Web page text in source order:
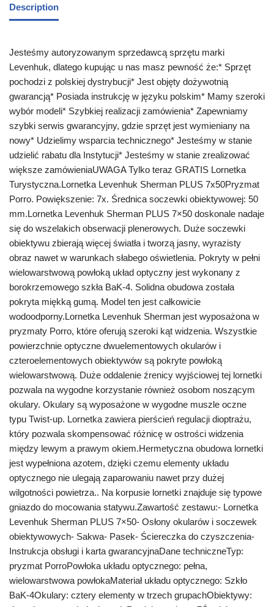
Description
Jesteśmy autoryzowanym sprzedawcą sprzętu marki
Levenhuk, dlatego kupując u nas masz pewność że:* Sprzęt
pochodzi z polskiej dystrybucji* Jest objęty dożywotnią
gwarancją* Posiada instrukcję w języku polskim* Mamy szeroki
wybór modeli* Szybkiej realizacji zamówienia* Zapewniamy
szybki serwis gwarancyjny, gdzie sprzęt jest wymieniany na
nowy* Udzielimy wsparcia technicznego* Jesteśmy w stanie
udzielić rabatu dla Instytucji* Jesteśmy w stanie zrealizować
większe zamówieniaUWAGA Tylko teraz GRATIS Lornetka
Turystyczna.Lornetka Levenhuk Sherman PLUS 7x50Pryzmat
Porro. Powiększenie: 7x. Średnica soczewki obiektywowej: 50
mm.Lornetka Levenhuk Sherman PLUS 7×50 doskonale nadaje
się do wszelakich obserwacji plenerowych. Duże soczewki
obiektywu zbierają więcej światła i tworzą jasny, wyrazisty
obraz nawet w warunkach słabego oświetlenia. Pokryty w pełni
wielowarstwową powłoką układ optyczny jest wykonany z
borokrzemowego szkła BaK-4. Solidna obudowa została
pokryta miękką gumą. Model ten jest całkowicie
wodoodporny.Lornetka Levenhuk Sherman jest wyposażona w
pryzmaty Porro, które oferują szeroki kąt widzenia. Wszystkie
powierzchnie optyczne dwuelementowych okularów i
czteroelementowych obiektywów są pokryte powłoką
wielowarstwową. Duże oddalenie źrenicy wyjściowej tej lornetki
pozwala na wygodne korzystanie również osobom noszącym
okulary. Okulary są wyposażone w wygodne muszle oczne
typu Twist-up. Lornetka zawiera pierścień regulacji dioptrażu,
który pozwala skompensować różnicę w ostrości widzenia
między lewym a prawym okiem.Hermetyczna obudowa lornetki
jest wypełniona azotem, dzięki czemu elementy układu
optycznego nie ulegają zaparowaniu nawet przy dużej
wilgotności powietrza.. Na korpusie lornetki znajduje się typowe
gniazdo do mocowania statywu.Zawartość zestawu:- Lornetka
Levenhuk Sherman PLUS 7×50- Osłony okularów i soczewek
obiektywowych- Sakwa- Pasek- Ściereczka do czyszczenia-
Instrukcja obsługi i karta gwarancyjnaDane techniczneTyp:
pryzmat PorroPowłoka układu optycznego: pełna,
wielowarstwowa powłokaMateriał układu optycznego: Szkło
BaK-4Okulary: cztery elementy w trzech grupachObiektywy: